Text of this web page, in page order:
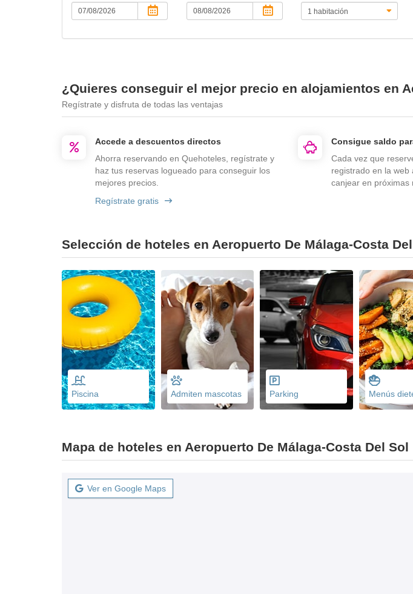
¿Quieres conseguir el mejor precio en alojamientos en
Regístrate y disfruta de todas las ventajas
Accede a descuentos directos
Ahorra reservando en Quehoteles, regístrate y
haz tus reservas logueado para conseguir los
mejores precios.
Regístrate gratis
Consigue saldo
Cada vez que
registrado en la web
canjear en próximas
Selección de hoteles en Aeropuerto De Málaga-Costa
Piscina Admiten mascotas Parking Menús
Mapa de hoteles en Aeropuerto De Málaga-Costa Del Sol
Ver en Google Maps